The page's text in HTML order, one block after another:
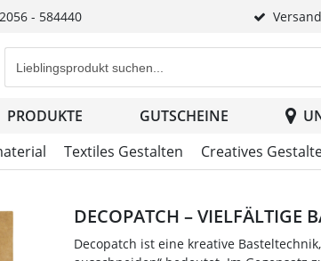
- 584440
PRODUKTE GUTSCHEINE
Textiles Gestalten Creatives
DECOPATCH – VIELFÄLTIGE
Decopatch ist eine kreative